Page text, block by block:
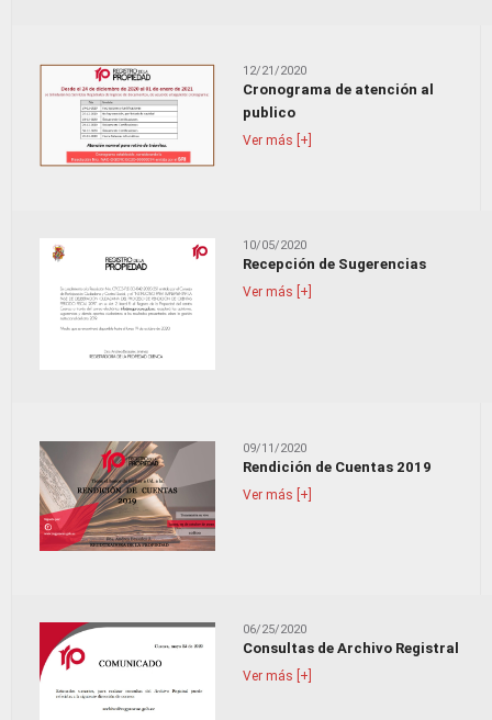
12/21/2020
Cronograma de atención al
publico
Ver más [+]
10/05/2020
Recepción de Sugerencias
Ver más [+]
09/11/2020
Rendición de Cuentas 2019
Ver más [+]
06/25/2020
Consultas de Archivo Registral
Ver más [+]